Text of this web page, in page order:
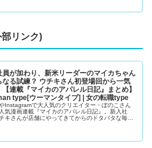
リンク)
員が加わり、新米リーダーのマイカちゃん
なる試練？ ウチキさん初登場回から一気
【連載『マイカのアパレル日記』まとめ】
type[ウーマンタイプ] | 女の転職type
Instagramで大人気のクリエイター・ぼのこさん
気漫画連載『マイカのアパレル日記』。新入社
キさんが店舗にやってきてからのドタバタな毎日